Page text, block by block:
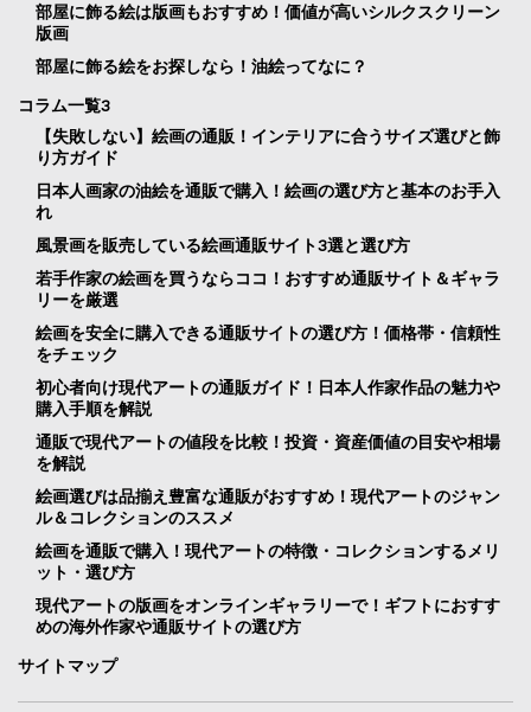
部屋に飾る絵は版画もおすすめ！価値が高いシルクスクリーン
版画
部屋に飾る絵をお探しなら！油絵ってなに？
コラム一覧3
【失敗しない】絵画の通販！インテリアに合うサイズ選びと飾
り方ガイド
日本人画家の油絵を通販で購入！絵画の選び方と基本のお手入
れ
風景画を販売している絵画通販サイト3選と選び方
若手作家の絵画を買うならココ！おすすめ通販サイト＆ギャラ
リーを厳選
絵画を安全に購入できる通販サイトの選び方！価格帯・信頼性
をチェック
初心者向け現代アートの通販ガイド！日本人作家作品の魅力や
購入手順を解説
通販で現代アートの値段を比較！投資・資産価値の目安や相場
を解説
絵画選びは品揃え豊富な通販がおすすめ！現代アートのジャン
ル＆コレクションのススメ
絵画を通販で購入！現代アートの特徴・コレクションするメリ
ット・選び方
現代アートの版画をオンラインギャラリーで！ギフトにおすす
めの海外作家や通販サイトの選び方
サイトマップ